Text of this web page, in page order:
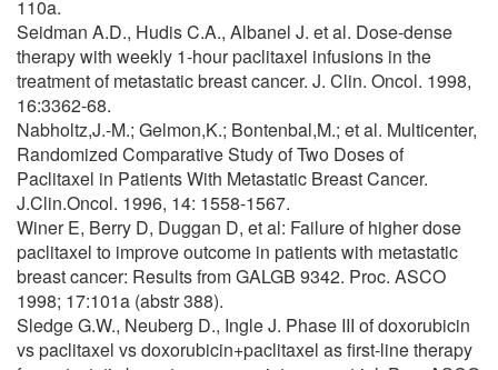
110a.
Seidman A.D., Hudis C.A., Albanel J. et al. Dose-dense
therapy with weekly 1-hour paclitaxel infusions in the
treatment of metastatic breast cancer. J. Clin. Oncol. 1998,
16:3362-68.
Nabholtz,J.-M.; Gelmon,K.; Bontenbal,M.; et al. Multicenter,
Randomized Comparative Study of Two Doses of
Paclitaxel in Patients With Metastatic Breast Cancer.
J.Clin.Oncol. 1996, 14: 1558-1567.
Winer E, Berry D, Duggan D, et al: Failure of higher dose
paclitaxel to improve outcome in patients with metastatic
breast cancer: Results from GALGB 9342. Proc. ASCO
1998; 17:101a (abstr 388).
Sledge G.W., Neuberg D., Ingle J. Phase III of doxorubicin
vs paclitaxel vs doxorubicin+paclitaxel as first-line therapy